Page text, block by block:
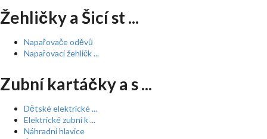
Žehličky a Šicí st ...
Napařovače oděvů
Napařovací žehličk ...
Zubní kartáčky a s ...
Dětské elektrické ...
Elektrické zubní k ...
Náhradní hlavice